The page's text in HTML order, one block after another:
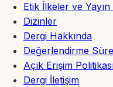
Etik İlkeler ve Yayın
Dizinler
Dergi Hakkında
Değerlendirme
Açık Erişim
Dergi İletişim